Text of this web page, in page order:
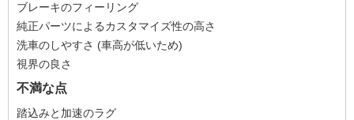
ブレーキのフィーリング
純正パーツによるカスタマイズ性の高さ
洗車のしやすさ (車高が低いため)
視界の良さ
不満な点
踏込みと加速のラグ